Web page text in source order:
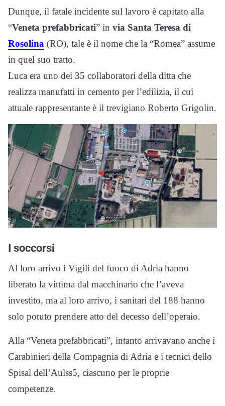
Dunque, il fatale incidente sul lavoro è capitato alla
“Veneta prefabbricati” in via Santa Teresa di
Rosolina (RO), tale è il nome che la “Romea” assume
in quel suo tratto.
Luca era uno dei 35 collaboratori della ditta che
realizza manufatti in cemento per l’edilizia, il cui
attuale rappresentante è il trevigiano Roberto Grigolin.
I soccorsi
Al loro arrivo i Vigili del fuoco di Adria hanno
liberato la vittima dal macchinario che l’aveva
investito, ma al loro arrivo, i sanitari del 188 hanno
solo potuto prendere atto del decesso dell’operaio.
Alla “Veneta prefabbricati”, intanto arrivavano anche i
Carabinieri della Compagnia di Adria e i tecnici dello
Spisal dell’Aulss5, ciascuno per le proprie
competenze.